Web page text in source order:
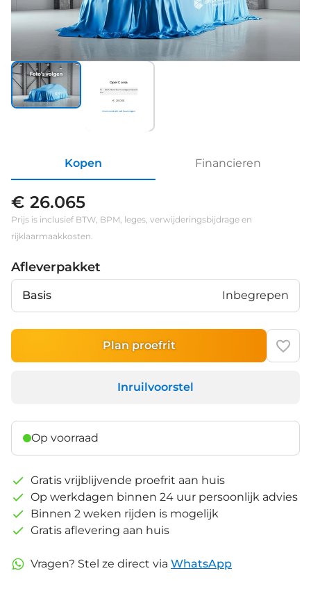
Opel Corsa
15
km
2025 Benzine Handgeschakeld
€ 26.065
InruilvoorstelProefrit aanvragen
Kopen Financieren
€ 26.065
Prijs is inclusief BTW, BPM, leges, verwijderingsbijdrage en
rijklaarmaakkosten.
Afleverpakket
Basis Inbegrepen
Plan proefrit
Inruilvoorstel
Op voorraad
Gratis vrijblijvende proefrit aan huis
Op werkdagen binnen 24 uur persoonlijk advies
Binnen 2 weken rijden is mogelijk
Gratis aflevering aan huis
Vragen? Stel ze direct via WhatsApp